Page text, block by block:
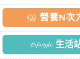
營養N次
生活